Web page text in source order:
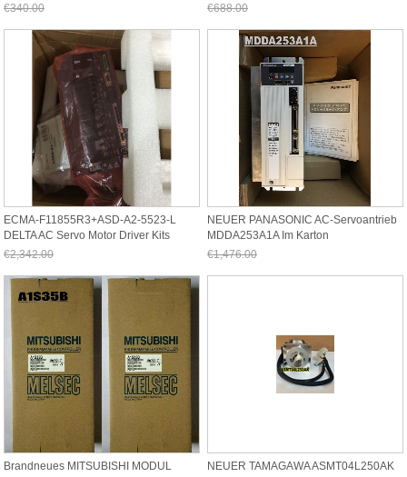
€340.00
€688.00
ECMA-F11855R3+ASD-A2-5523-L
DELTA AC Servo Motor Driver Kits
5.5kw 1500r
€2,342.00
NEUER PANASONIC AC-Servoantrieb
MDDA253A1A Im Karton
€1,476.00
Brandneues MITSUBISHI MODUL NEUER TAMAGAWA ASMT04L250AK